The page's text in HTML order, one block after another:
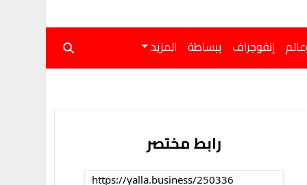
إنفوجراف ببساطة المزيد
رابط مختصر